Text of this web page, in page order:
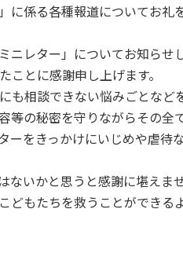
係る各種報道についてお礼
レター」についてお知らせ
とに感謝申し上げます。
も相談できない悩みごとなど
等の秘密を守りながらその全
ーをきっかけにいじめや虐待
いかと思うと感謝に堪えませ
もたちを救うことができる